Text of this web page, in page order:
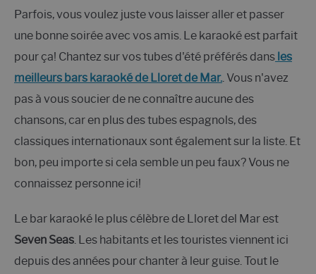
Parfois, vous voulez juste vous laisser aller et passer
une bonne soirée avec vos amis. Le karaoké est parfait
pour ça! Chantez sur vos tubes d'été préférés dans les
meilleurs bars karaoké de Lloret de Mar.. Vous n'avez
pas à vous soucier de ne connaître aucune des
chansons, car en plus des tubes espagnols, des
classiques internationaux sont également sur la liste. Et
bon, peu importe si cela semble un peu faux? Vous ne
connaissez personne ici!
Le bar karaoké le plus célèbre de Lloret del Mar est
Seven Seas. Les habitants et les touristes viennent ici
depuis des années pour chanter à leur guise. Tout le